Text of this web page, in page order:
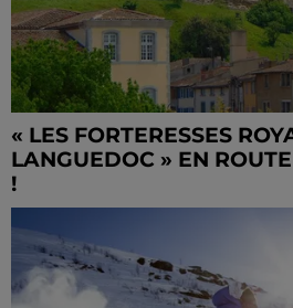
« LES FORTERESSES
LANGUEDOC » EN
!